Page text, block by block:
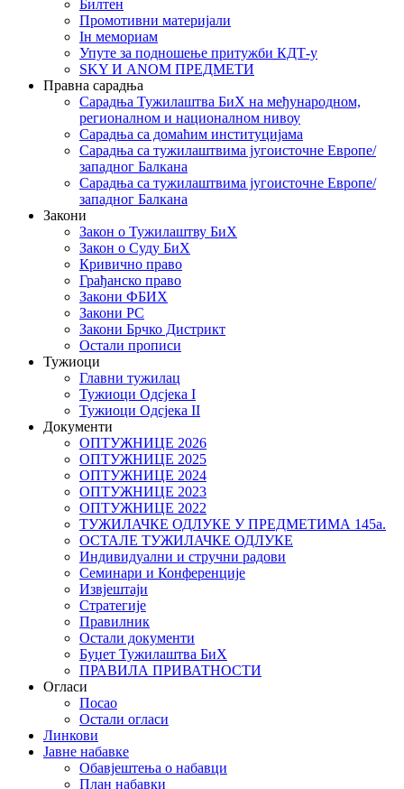
Билтен
Промотивни материјали
Iн мемориам
Упуте за подношење притужби КДТ-у
SKY И ANOM ПРЕДМЕТИ
Правна сарадња
Сарадња Тужилаштва БиХ на међународном,
регионалном и националном нивоу
Сарадња са домаћим институцијама
Сарадња са тужилаштвима југоисточне Европе/
западног Балкана
Сарадња са тужилаштвима југоисточне Европе/
западног Балкана
Закони
Закон о Тужилаштву БиХ
Закон о Суду БиХ
Кривично право
Грађанско право
Закони ФБИХ
Закони РС
Закони Брчко Дистрикт
Остали прописи
Тужиоци
Главни тужилац
Тужиоци Oдсјекa I
Тужиоци Oдсјекa II
Документи
ОПТУЖНИЦЕ 2026
ОПТУЖНИЦЕ 2025
ОПТУЖНИЦЕ 2024
ОПТУЖНИЦЕ 2023
ОПТУЖНИЦЕ 2022
ТУЖИЛАЧКЕ ОДЛУКЕ У ПРЕДМЕТИМА 145а.
ОСТАЛЕ ТУЖИЛАЧКЕ ОДЛУКЕ
Индивидуални и стручни радови
Семинари и Конференције
Извјештаји
Стратегије
Правилник
Остали документи
Буџет Тужилаштва БиХ
ПРАВИЛА ПРИВАТНОСТИ
Огласи
Посао
Остали огласи
Линкови
Јавне набавке
Обавјештења о набавци
План набавки